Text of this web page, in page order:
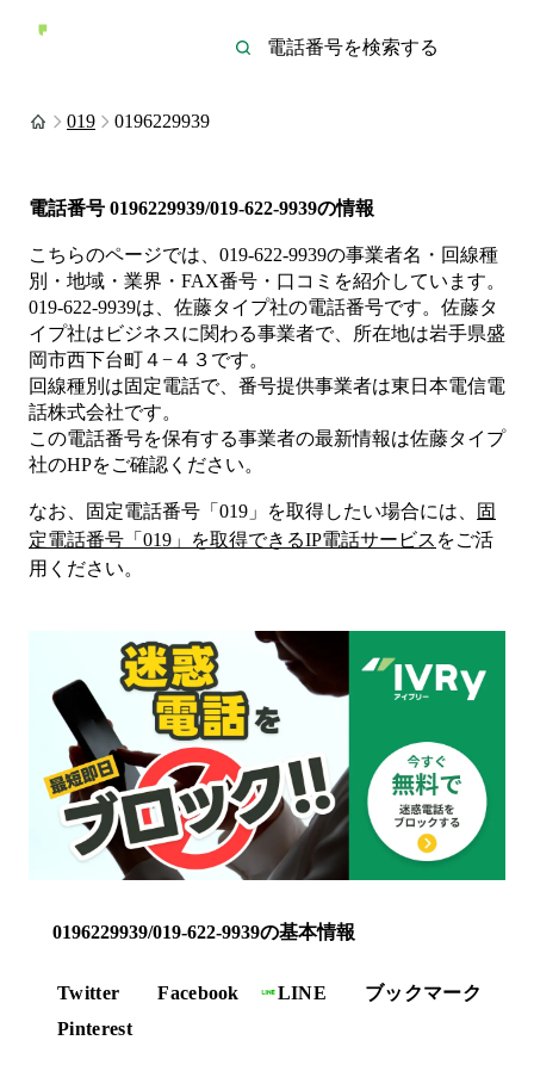
019 0196229939
電話番号 0196229939/019-622-9939の情報
こちらのページでは、 019-622-9939の事業者名・回線種
別・地域・業界・FAX番号・口コミを紹介しています。
019-622-9939は、 佐藤タイプ社の電話番号です。 佐藤タ
イプ社は ビジネスに関わる事業者で、所在地は岩手県盛
岡市西下台町４−４３ です。
回線種別は固定電話で、番号提供事業者は東日本電信電
話株式会社です。
この電話番号を保有する事業者の最新情報は佐藤タイプ
社のHPをご確認ください。
なお、固定電話番号「 019 」を取得したい場合には、
固
定電話番号「 019 」を取得できるIP電話サービス をご活
用ください。
0196229939/019-622-9939の基本情報
Twitter Facebook LINE
ブックマーク
Pinterest